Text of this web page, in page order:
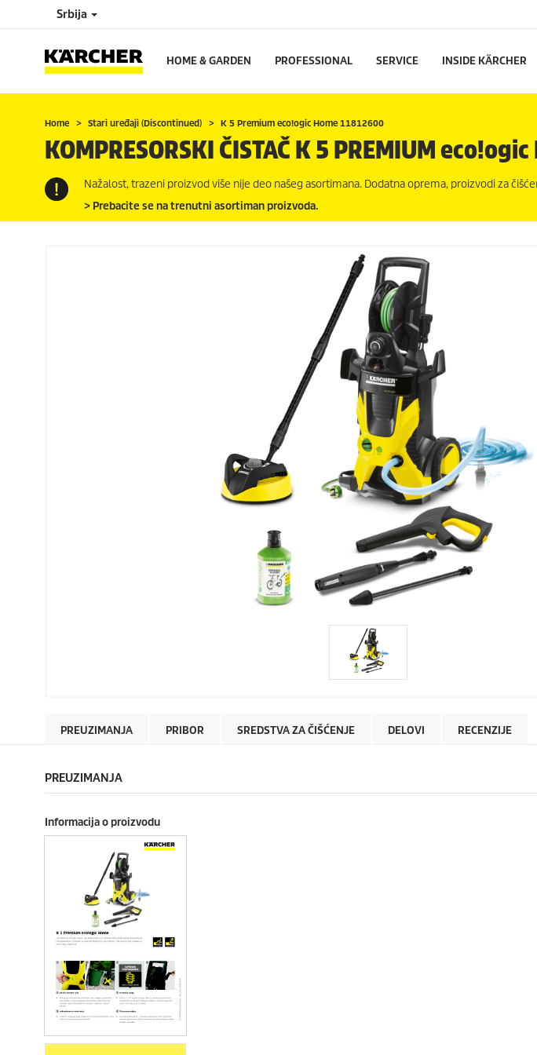
Srbija
HOME & GARDEN PROFESSIONAL SERVICE INSIDE KÄRCHER
Home Stari uređaji (Discontinued) K 5 Premium eco!ogic Home 11812600
KOMPRESORSKI ČISTAČ K 5 PREMIUMeco!ogic
Nažalost, trazeni proizvod više nije deo našeg asortimana. Dodatna oprema, proizvodi za
> Prebacite se na trenutni asortiman proizvoda.
PREUZIMANJA PRIBOR SREDSTVA ZA ČIŠĆENJE DELOVI RECENZIJE
PREUZIMANJA
Informacija o proizvodu